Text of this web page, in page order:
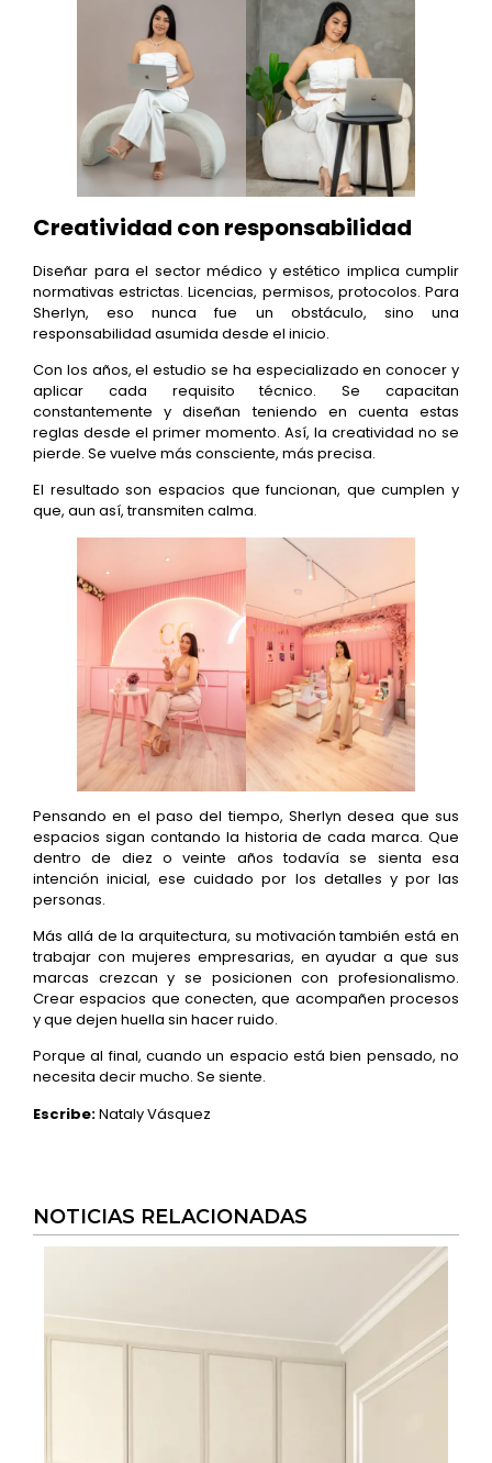
Creatividad con responsabilidad
Diseñar para el sector médico y estético implica cumplir
normativas estrictas. Licencias, permisos, protocolos. Para
Sherlyn, eso nunca fue un obstáculo, sino una
responsabilidad asumida desde el inicio.
Con los años, el estudio se ha especializado en conocer y
aplicar cada requisito técnico. Se capacitan
constantemente y diseñan teniendo en cuenta estas
reglas desde el primer momento. Así, la creatividad no se
pierde. Se vuelve más consciente, más precisa.
El resultado son espacios que funcionan, que cumplen y
que, aun así, transmiten calma.
Pensando en el paso del tiempo, Sherlyn desea que sus
espacios sigan contando la historia de cada marca. Que
dentro de diez o veinte años todavía se sienta esa
intención inicial, ese cuidado por los detalles y por las
personas.
Más allá de la arquitectura, su motivación también está en
trabajar con mujeres empresarias, en ayudar a que sus
marcas crezcan y se posicionen con profesionalismo.
Crear espacios que conecten, que acompañen procesos
y que dejen huella sin hacer ruido.
Porque al final, cuando un espacio está bien pensado, no
necesita decir mucho. Se siente.
Escribe:Nataly Vásquez
NOTICIAS RELACIONADAS